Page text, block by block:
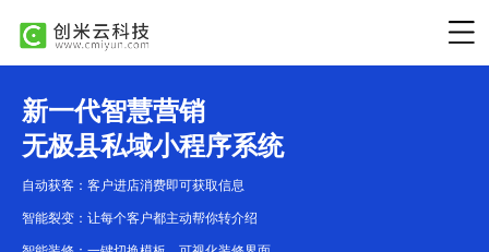
新一代智慧营销
无极县私域小程序系统
自动获客：客户进店消费即可获取信息
智能裂变：让每个客户都主动帮你转介绍